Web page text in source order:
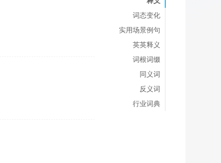
词态变化
实用场景例句
英英释义
词根词缀
同义词
反义词
行业词典